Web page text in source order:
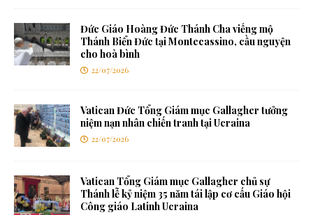
Đức Giáo Hoàng Đức Thánh Cha viếng mộ
Thánh Biển Đức tại Montecassino, cầu nguyện
cho hoà bình
22/07/2026
Vatican Đức Tổng Giám mục Gallagher tưởng
niệm nạn nhân chiến tranh tại Ucraina
22/07/2026
Vatican Tổng Giám mục Gallagher chủ sự
Thánh lễ kỷ niệm 35 năm tái lập cơ cấu Giáo hội
Công giáo Latinh Ucraina